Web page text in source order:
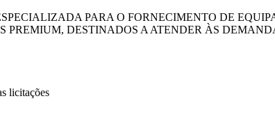
PARA O FORNECIMENTO DE
PREMIUM, DESTINADOS A ATENDER ÀS
licitações